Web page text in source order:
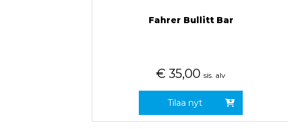
Fahrer Bullitt Bar
€ 35,00 sis. alv
Tilaa nyt